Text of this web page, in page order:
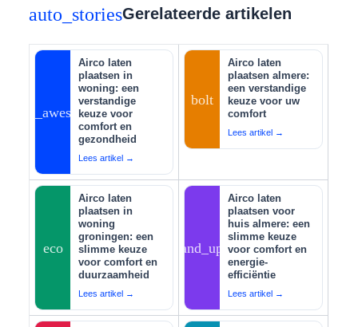
auto_storiesGerelateerde artikelen
auto_awesome
Airco laten
plaatsen in
woning: een
verstandige
keuze voor
comfort en
gezondheid
Lees artikel →
bolt
Airco laten
plaatsen almere:
een verstandige
keuze voor uw
comfort
Lees artikel →
eco
Airco laten
plaatsen in
woning
groningen: een
slimme keuze
voor comfort en
duurzaamheid
Lees artikel →
tips_and_updates
Airco laten
plaatsen voor
huis almere: een
slimme keuze
voor comfort en
energie-
efficiëntie
Lees artikel →